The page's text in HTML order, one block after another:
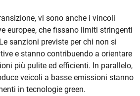
vi sono anche i vincoli
europee, che fissano limiti stringenti
sanzioni previste per chi non si
e stanno contribuendo a orientare
più pulite ed efficienti. In parallelo,
veicoli a basse emissioni stanno
in tecnologie green.